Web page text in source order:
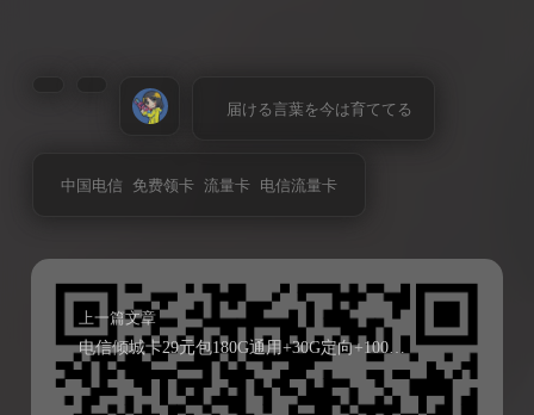
届ける言葉を今は育ててる
中国电信 免费领卡 流量卡 电信流量卡
上一篇文章